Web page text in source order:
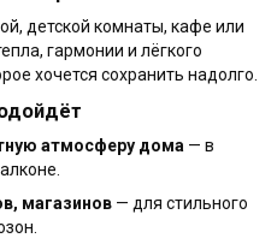
детской комнаты, кафе или
гармонии и лёгкого
хочется сохранить надолго.
атмосферу дома — в
магазинов — для стильного